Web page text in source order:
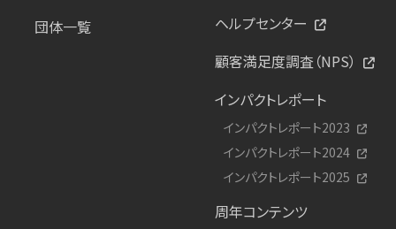
団体一覧
ヘルプセンター
顧客満足度調査（NPS）
インパクトレポート
インパクトレポート2023
インパクトレポート2024
インパクトレポート2025
周年コンテンツ